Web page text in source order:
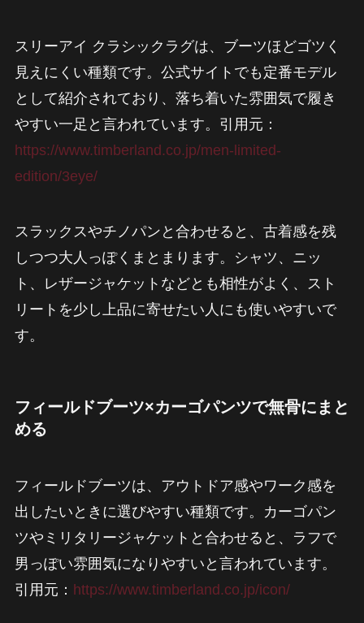
スリーアイ クラシックラグは、ブーツほどゴツく
見えにくい種類です。公式サイトでも定番モデル
として紹介されており、落ち着いた雰囲気で履き
やすい一足と言われています。引用元：
https://www.timberland.co.jp/men-limited-
edition/3eye/
スラックスやチノパンと合わせると、古着感を残
しつつ大人っぽくまとまります。シャツ、ニッ
ト、レザージャケットなどとも相性がよく、スト
リートを少し上品に寄せたい人にも使いやすいで
す。
フィールドブーツ×カーゴパンツで無骨にまと
める
フィールドブーツは、アウトドア感やワーク感を
出したいときに選びやすい種類です。カーゴパン
ツやミリタリージャケットと合わせると、ラフで
男っぽい雰囲気になりやすいと言われています。
引用元： https://www.timberland.co.jp/icon/